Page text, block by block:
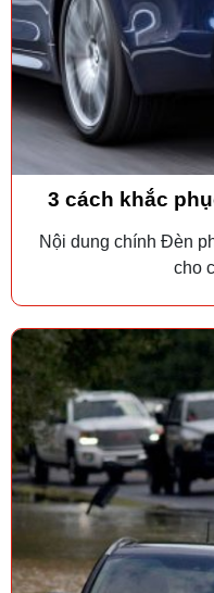
3 cách khắc
Nội dung chính Đèn
cho